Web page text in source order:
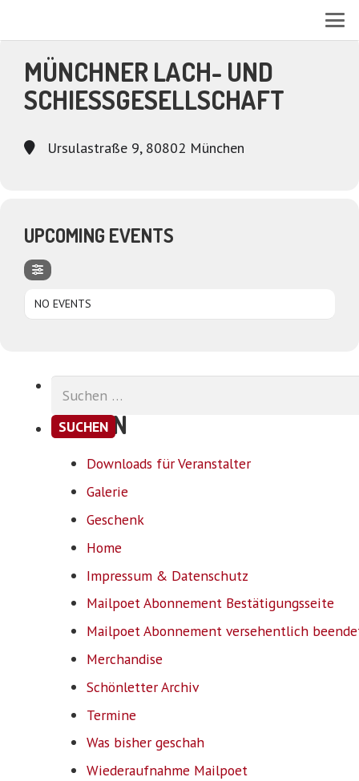
MÜNCHNER LACH- UND
SCHIESSGESELLSCHAFT
Ursulastraße 9, 80802 München
UPCOMING EVENTS
NO EVENTS
nach:
SEITEN
Downloads für Veranstalter
Galerie
Geschenk
Home
Impressum & Datenschutz
Mailpoet Abonnement Bestätigungsseite
Mailpoet Abonnement versehentlich
Merchandise
Schönletter Archiv
Termine
Was bisher geschah
Wiederaufnahme Mailpoet